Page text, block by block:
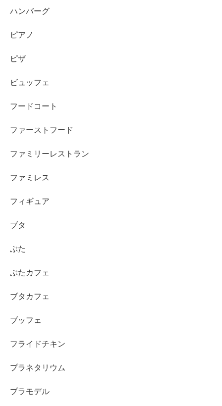
ハンバーグ
ピアノ
ピザ
ビュッフェ
フードコート
ファーストフード
ファミリーレストラン
ファミレス
フィギュア
ブタ
ぶた
ぶたカフェ
ブタカフェ
ブッフェ
フライドチキン
プラネタリウム
プラモデル